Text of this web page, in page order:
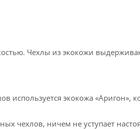
Чехлы из экокожи
используется экокожа «Аригон»,
чехлов, ничем не уступает